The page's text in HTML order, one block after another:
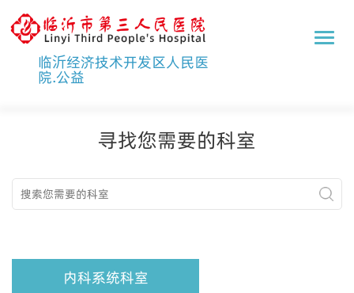
临
临沂经济技术开发区人民医
院.公益
寻找您需要的科室
内科系统科室